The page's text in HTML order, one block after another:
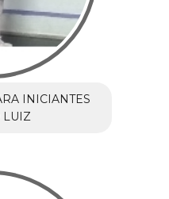
INICIANTES
LUIZ